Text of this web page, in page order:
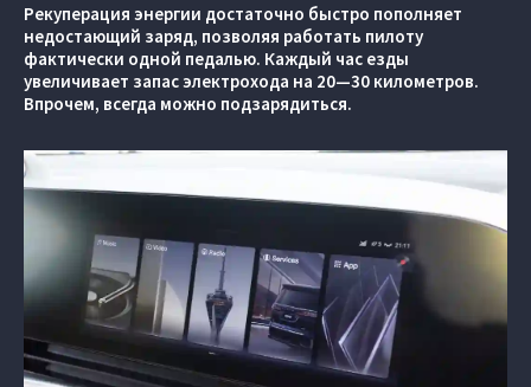
Рекуперация энергии достаточно быстро пополняет
недостающий заряд, позволяя работать пилоту
фактически одной педалью. Каждый час езды
увеличивает запас электрохода на 20—30 километров.
Впрочем, всегда можно подзарядиться.